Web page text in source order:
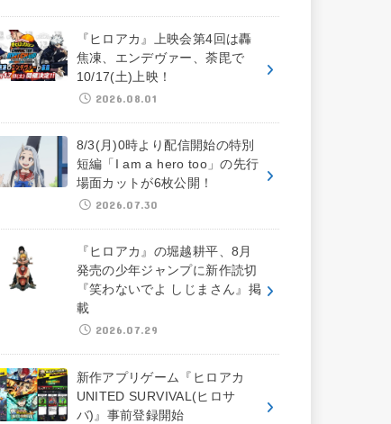
『ヒロアカ』上映会第4回は轟
焦凍、エンデヴァー、荼毘で
10/17(土)上映！
2026.08.01
8/3(月)0時より配信開始の特別
短編「I am a hero too」の先行
場面カットが6枚公開！
2026.07.30
『ヒロアカ』の堀越耕平、8月
発売の少年ジャンプに新作読切
『笑わないでよ しじまさん』掲
載
2026.07.29
新作アプリゲーム『ヒロアカ
UNITED SURVIVAL(ヒロサ
バ)』事前登録開始